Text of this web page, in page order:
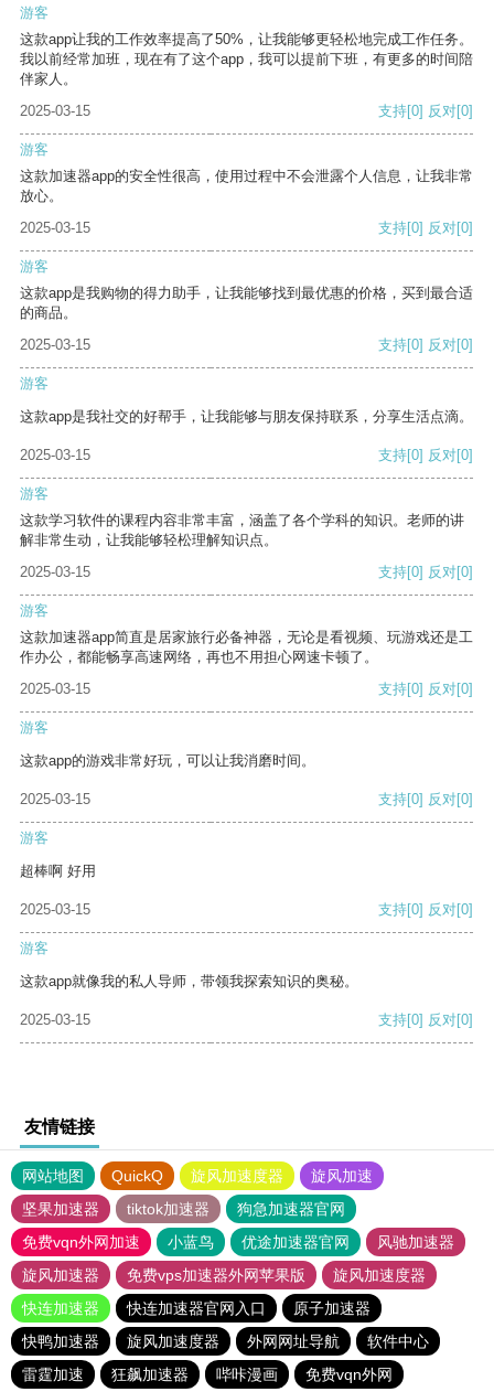
游客
这款app让我的工作效率提高了50%，让我能够更轻松地完成工作任务。
我以前经常加班，现在有了这个app，我可以提前下班，有更多的时间陪
伴家人。
2025-03-15
支持[0] 反对[0]
游客
这款加速器app的安全性很高，使用过程中不会泄露个人信息，让我非常
放心。
2025-03-15
支持[0] 反对[0]
游客
这款app是我购物的得力助手，让我能够找到最优惠的价格，买到最合适
的商品。
2025-03-15
支持[0] 反对[0]
游客
这款app是我社交的好帮手，让我能够与朋友保持联系，分享生活点滴。
2025-03-15 支持[0] 反对[0]
游客
这款学习软件的课程内容非常丰富，涵盖了各个学科的知识。老师的讲
解非常生动，让我能够轻松理解知识点。
2025-03-15
支持[0] 反对[0]
游客
这款加速器app简直是居家旅行必备神器，无论是看视频、玩游戏还是工
作办公，都能畅享高速网络，再也不用担心网速卡顿了。
2025-03-15
支持[0] 反对[0]
游客
这款app的游戏非常好玩，可以让我消磨时间。
2025-03-15 支持[0] 反对[0]
游客
超棒啊 好用
2025-03-15 支持[0] 反对[0]
游客
这款app就像我的私人导师，带领我探索知识的奥秘。
2025-03-15 支持[0] 反对[0]
友情链接
网站地图 QuickQ 旋风加速度器
旋风加速
坚果加速器
tiktok加速器
狗急加速器官网
免费vqn外网加速
小蓝鸟 优途加速器官网
风驰加速器
旋风加速器
免费vps加速器外网苹果版
旋风加速度器
快连加速器
快连加速器官网入口
原子加速器
快鸭加速器
旋风加速度器 外网网址导航
软件中心
雷霆加速
狂飙加速器 哔咔漫画 免费vqn外网